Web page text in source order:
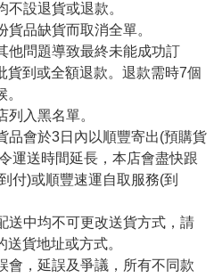
設退貨或退款。
品缺貨而取消全單。
問題導致最終未能成功訂
貨到或全額退款。退款需時7個
入黑名單。
會於3日內以順豐寄出(預購貨
運送時間延長，本店會盡快跟
付)或順豐速運自取服務(到
中均不可更改送貨方式，請
貨地址或方式。
，延誤及爭議，所有不同款